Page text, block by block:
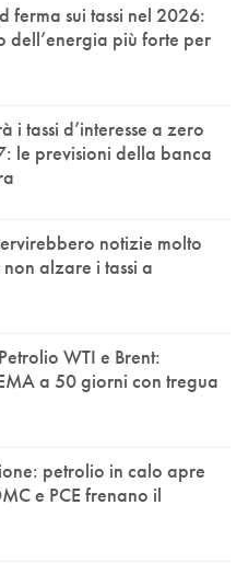
ferma sui tassi nel 2026:
dell’energia più forte per
i tassi d’interesse a zero
le previsioni della banca
notizie molto
alzare i tassi a
WTI e Brent:
a 50 giorni con tregua
petrolio in calo apre
e PCE frenano il